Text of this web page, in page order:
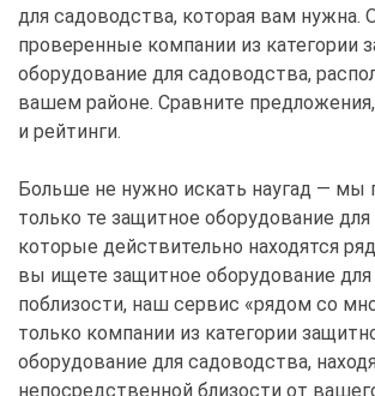
для садоводства, которая вам нужна.
проверенные компании из категории
оборудование для садоводства,
вашем районе. Сравните
и рейтинги.
Больше не нужно искать наугад — мы
только те защитное оборудование
которые действительно находятся
вы ищете защитное оборудование
поблизости, наш сервис «рядом со
только компании из категории
оборудование для садоводства,
непосредственной близости от